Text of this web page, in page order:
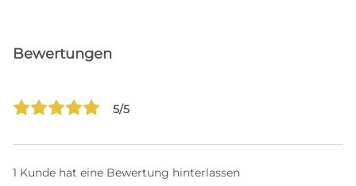
Bewertungen
5/5
1 Kunde hat eine Bewertung hinterlassen